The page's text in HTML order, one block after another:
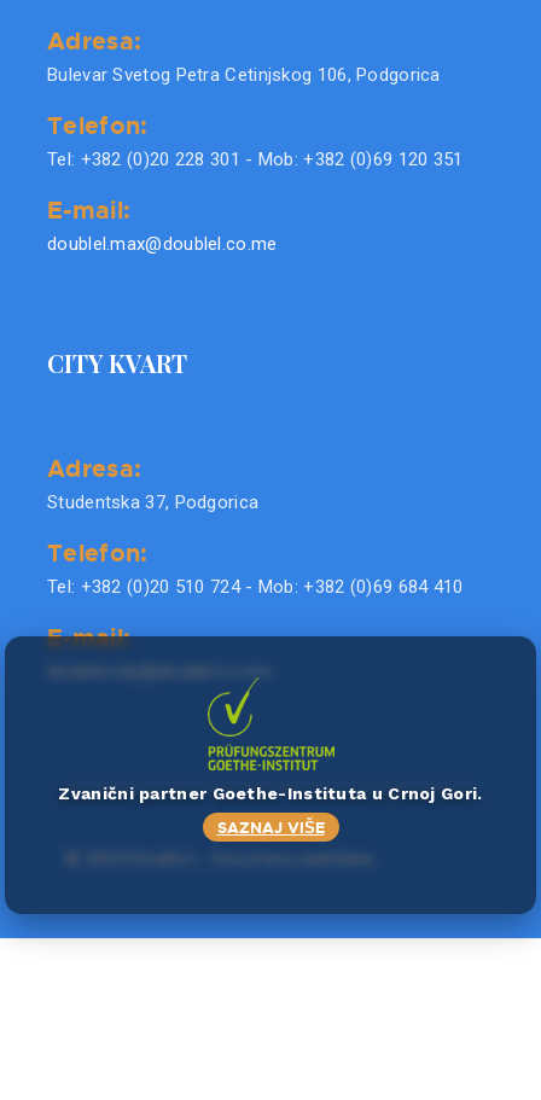
Adresa:
Bulevar Svetog Petra Cetinjskog 106, Podgorica
Telefon:
Tel: +382 (0)20 228 301 - Mob: +382 (0)69 120 351
E-mail:
doublel.max@doublel.co.me
CITY KVART
Adresa:
Studentska 37, Podgorica
Telefon:
Tel: +382 (0)20 510 724 - Mob: +382 (0)69 684 410
E-mail:
Zvanični partner Goethe-Instituta u Crnoj Gori.
SAZNAJ VIŠE